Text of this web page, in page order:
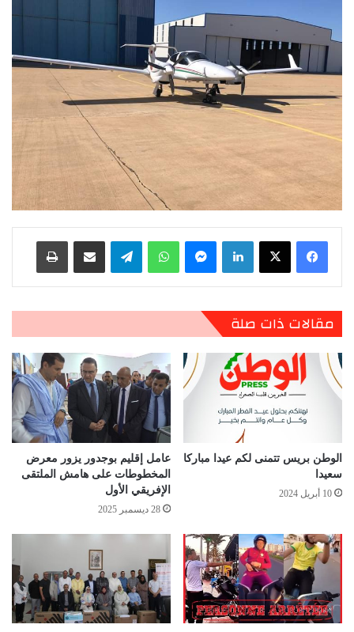
لينكدإن ماسنجر واتساب تيلقرام مشاركة عبر البريد طباعة
مقالات ذات صلة
الوطن بريس تتمنى لكم عيدا مباركا
سعيدا
10 أبريل 2024
عامل إقليم بوجدور يزور معرض
المخطوطات على هامش الملتقى
الإفريقي الأول
28 ديسمبر 2025